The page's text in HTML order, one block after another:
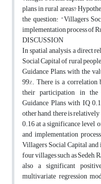
plans in rural areas?
the question: "Villagers
implementation process of
DISCUSSION
In spatial analysis, a direct
Social Capital of rural
Guidance Plans, with the
99%. There is a
their participation in the
Guidance Plans with IQ
other hand, there is
0.16 at a significance level
and implementation
Villagers Social Capital
four villages such as Sedeh,
also a significant
multivariate regression